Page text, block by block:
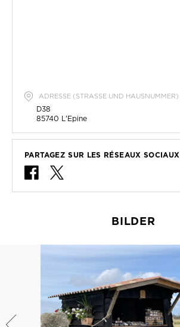
ADRESSE (STRASSE UND HAUSNUMMER)
D38
85740 L'Epine
PARTAGEZ SUR LES RÉSEAUX SOCIAUX
BILDER